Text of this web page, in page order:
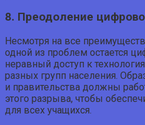
8. Преодоление
Несмотря на все
одной из проблем остается
неравный доступ к
разных групп населения.
и правительства должны
этого разрыва, чтобы
для всех учащихся.